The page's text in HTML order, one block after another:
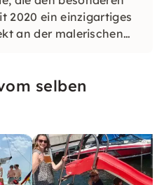
2020 ein einzigartiges
an der malerischen
selben